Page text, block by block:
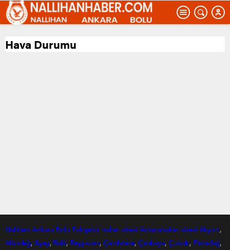
Hava Durumu
Nallıhan Ankara Bolu Eskişehir haber sitesi Ankarahabersitesi Akyurt,
Altındağ,Ayaş, Balâ, Beypazarı, Çamlıdere, Çankaya, Çubuk, Elmadağ,